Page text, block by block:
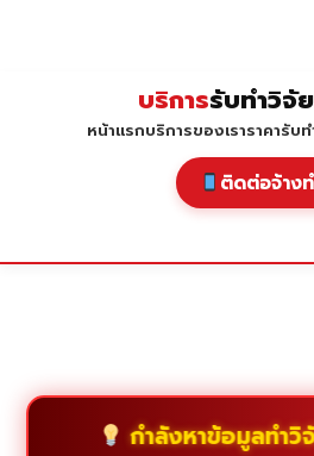
บริการรับทำวิจัย
หน้าแรกบริการของเราราคารับ
ติดต่อจ้าง
กำลังหาข้อมูลทำวิ